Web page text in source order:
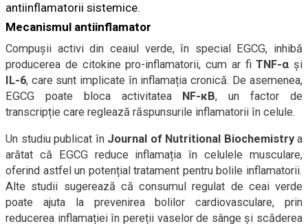
antiinflamatorii sistemice.
Mecanismul antiinflamator
Compușii activi din ceaiul verde, în special EGCG, inhibă
producerea de citokine pro-inflamatorii, cum ar fiTNF-α și
IL-6, care sunt implicate în inflamația cronică. De asemenea,
EGCG poate bloca activitatea NF-κB, un factor de
transcripție care reglează răspunsurile inflamatorii în celule.
Un studiu publicat în Journal of Nutritional Biochemistrya
arătat că EGCG reduce inflamația în celulele musculare,
oferind astfel un potențial tratament pentru bolile inflamatorii.
Alte studii sugerează că consumul regulat de ceai verde
poate ajuta la prevenirea bolilor cardiovasculare, prin
reducerea inflamației în pereții vaselor de sânge și scăderea